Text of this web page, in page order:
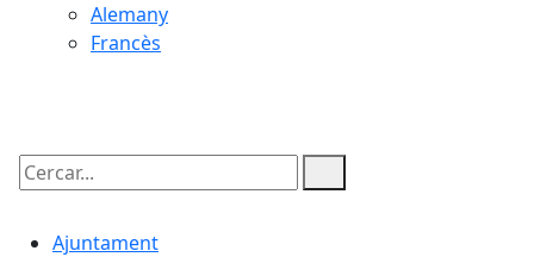
Alemany
Francès
Cercar:
Ajuntament